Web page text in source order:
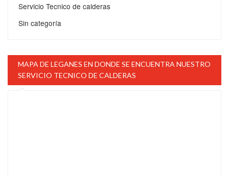
Servicio Tecnico de calderas
Sin categoría
MAPA DE LEGANES EN DONDE SE ENCUENTRA NUESTRO
SERVICIO TECNICO DE CALDERAS